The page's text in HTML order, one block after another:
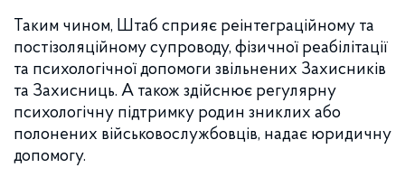
Таким чином, Штаб сприяє реінтеграційному та
постізоляційному супроводу, фізичної реабілітації
та психологічної допомоги звільнених Захисників
та Захисниць. А також здійснює регулярну
психологічну підтримку родин зниклих або
полонених військовослужбовців, надає юридичну
допомогу.